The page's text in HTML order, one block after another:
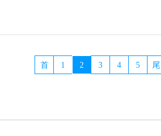
首 1 2 3 4 5 尾